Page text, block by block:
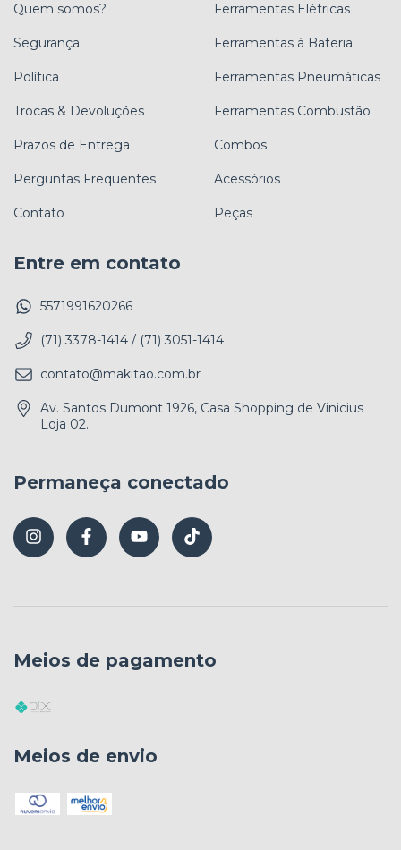
Quem somos?
Segurança
Política
Trocas & Devoluções
Prazos de Entrega
Perguntas Frequentes
Contato
Ferramentas Elétricas
Ferramentas à Bateria
Ferramentas Pneumáticas
Ferramentas Combustão
Combos
Acessórios
Peças
Entre em contato
5571991620266
(71) 3378-1414 / (71) 3051-1414
contato@makitao.com.br
Av. Santos Dumont 1926, Casa Shopping de Vinicius
Loja 02.
Permaneça conectado
Meios de pagamento
Meios de envio